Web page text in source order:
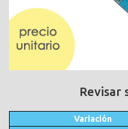
Revisar
Variación